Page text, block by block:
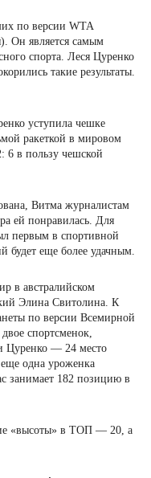
по версии WTA
Он является самым
спорта. Леся Цуренко
такие результаты.
уступила чешке
ракеткой в ​​мировом
6 в пользу чешской
Витма журналистам
ей понравилась. Для
первым в спортивной
будет еще более удачным.
в австралийском
Элина Свитолина. К
по версии Всемирной
спортсменок,
Цуренко — 24 место
одна уроженка
занимает 182 позицию в
«высоты» в ТОП — 20, а